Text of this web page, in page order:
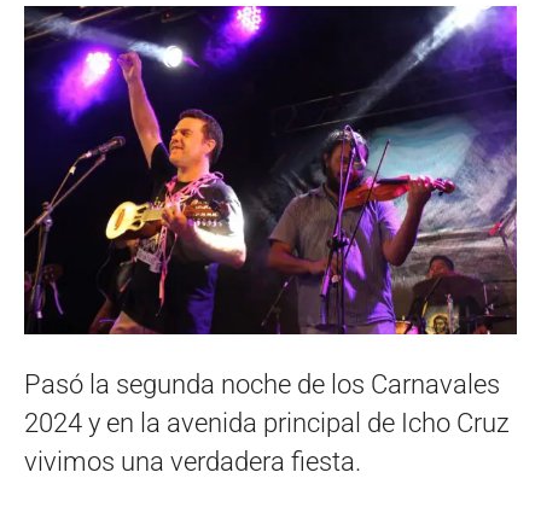
Pasó la segunda noche de los Carnavales
2024 y en la avenida principal de Icho Cruz
vivimos una verdadera fiesta.